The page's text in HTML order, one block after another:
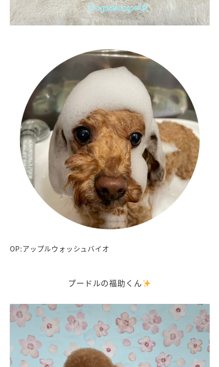
OP:アップルウォッシュバイオ
プードルの福助くん